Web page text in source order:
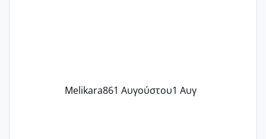
Melikara861 Αυγούστου1 Αυγ